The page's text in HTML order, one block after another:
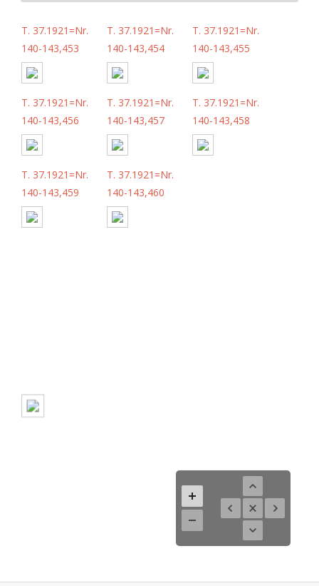
T. 37.1921=Nr.
140-143,453
T. 37.1921=Nr.
140-143,454
T. 37.1921=Nr.
140-143,455
T. 37.1921=Nr.
140-143,456
T. 37.1921=Nr.
140-143,457
T. 37.1921=Nr.
140-143,458
T. 37.1921=Nr.
140-143,459
T. 37.1921=Nr.
140-143,460